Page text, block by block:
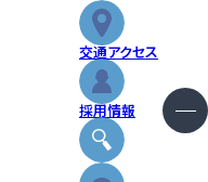
交通アクセス
採用情報